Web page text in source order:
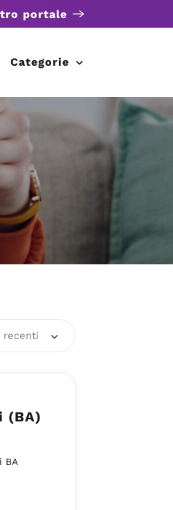
portale
Categorie
recenti
(BA)
BA